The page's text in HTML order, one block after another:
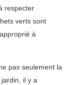
respecter
verts sont
à
pas seulement la
il y a